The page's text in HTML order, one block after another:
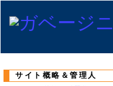
サイト概略＆管理人